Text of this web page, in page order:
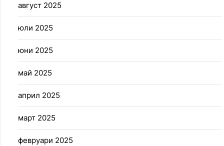
август 2025
юли 2025
юни 2025
май 2025
април 2025
март 2025
февруари 2025